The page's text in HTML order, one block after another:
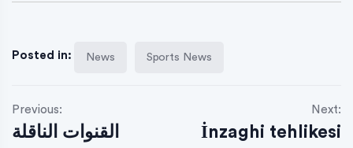
Posted in: News Sports News
Previous:
القنوات الناقلة
Next:
İnzaghi tehlikesi